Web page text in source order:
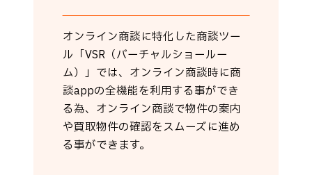
オンライン商談に特化した商談ツー
ル「VSR（バーチャルショールー
ム）」では、オンライン商談時に商
談appの全機能を利用する事ができ
る為、オンライン商談で物件の案内
や買取物件の確認をスムーズに進め
る事ができます。